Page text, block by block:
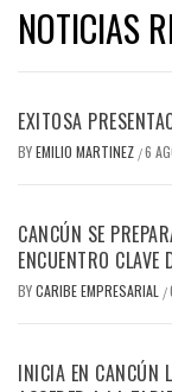
NOTICIAS
EXITOSA
BYEMILIO MARTINEZ /6
CANCÚN SE
ENCUENTRO
BYCARIBE EMPRESARIAL /
INICIA EN CANCÚN